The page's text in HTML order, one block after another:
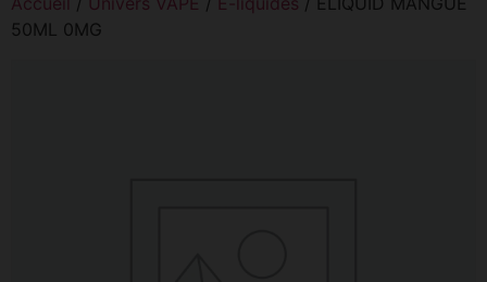
50ML 0MG